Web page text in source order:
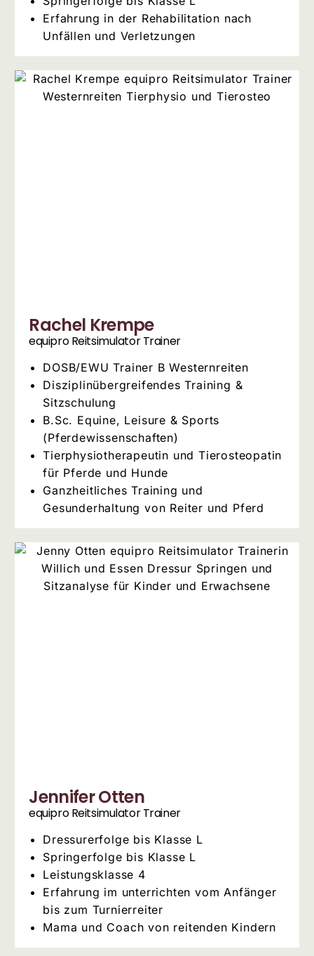
Erfahrung in der Rehabilitation nach
Unfällen und Verletzungen
Rachel Krempe
equipro Reitsimulator Trainer​
DOSB/EWU Trainer B Westernreiten
Disziplinübergreifendes Training &
Sitzschulung
B.Sc. Equine, Leisure & Sports
(Pferdewissenschaften)
Tierphysiotherapeutin und Tierosteopatin
für Pferde und Hunde
Ganzheitliches Training und
Gesunderhaltung von Reiter und Pferd
Jennifer Otten
equipro Reitsimulator Trainer
Dressurerfolge bis Klasse L
Springerfolge bis Klasse L
Leistungsklasse 4
Erfahrung im unterrichten vom Anfänger
bis zum Turnierreiter
Mama und Coach von reitenden Kindern